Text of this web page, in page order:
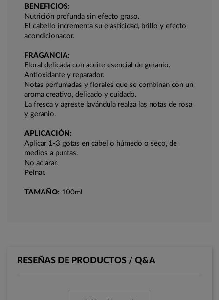
BENEFICIOS:
Nutrición profunda sin efecto graso.
El cabello incrementa su elasticidad, brillo y efecto
acondicionador.
FRAGANCIA:
Floral delicada con aceite esencial de geranio.
Antioxidante y reparador.
Notas perfumadas y florales que se combinan con un
aroma creativo, delicado y cuidado.
La fresca y agreste lavándula realza las notas de rosa
y geranio.
APLICACIÓN:
Aplicar 1-3 gotas en cabello húmedo o seco, de
medios a puntas.
No aclarar.
Peinar.
TAMAÑO: 100ml
RESEÑAS DE PRODUCTOS / Q&A